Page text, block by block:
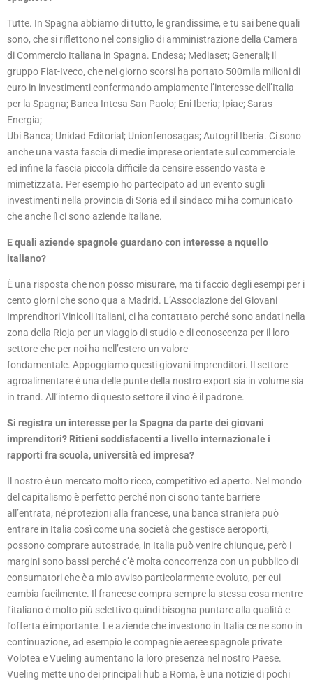
Tutte. In Spagna abbiamo di tutto, le grandissime, e tu sai bene quali
sono, che si riflettono nel consiglio di amministrazione della Camera
di Commercio Italiana in Spagna. Endesa; Mediaset; Generali; il
gruppo Fiat-Iveco, che nei giorno scorsi ha portato 500mila milioni di
euro in investimenti confermando ampiamente l’interesse dell’Italia
per la Spagna; Banca Intesa San Paolo; Eni Iberia; Ipiac; Saras
Energia;
Ubi Banca; Unidad Editorial; Unionfenosagas; Autogril Iberia. Ci sono
anche una vasta fascia di medie imprese orientate sul commerciale
ed infine la fascia piccola difficile da censire essendo vasta e
mimetizzata. Per esempio ho partecipato ad un evento sugli
investimenti nella provincia di Soria ed il sindaco mi ha comunicato
che anche lì ci sono aziende italiane.
E quali aziende spagnole guardano con interesse a nquello
italiano?
È una risposta che non posso misurare, ma ti faccio degli esempi per i
cento giorni che sono qua a Madrid. L’Associazione dei Giovani
Imprenditori Vinicoli Italiani, ci ha contattato perché sono andati nella
zona della Rioja per un viaggio di studio e di conoscenza per il loro
settore che per noi ha nell’estero un valore
fondamentale. Appoggiamo questi giovani imprenditori. Il settore
agroalimentare è una delle punte della nostro export sia in volume sia
in trand. All’interno di questo settore il vino è il padrone.
Si registra un interesse per la Spagna da parte dei giovani
imprenditori? Ritieni soddisfacenti a livello internazionale i
rapporti fra scuola, università ed impresa?
Il nostro è un mercato molto ricco, competitivo ed aperto. Nel mondo
del capitalismo è perfetto perché non ci sono tante barriere
all’entrata, né protezioni alla francese, una banca straniera può
entrare in Italia così come una società che gestisce aeroporti,
possono comprare autostrade, in Italia può venire chiunque, però i
margini sono bassi perché c’è molta concorrenza con un pubblico di
consumatori che è a mio avviso particolarmente evoluto, per cui
cambia facilmente. Il francese compra sempre la stessa cosa mentre
l’italiano è molto più selettivo quindi bisogna puntare alla qualità e
l’offerta è importante. Le aziende che investono in Italia ce ne sono in
continuazione, ad esempio le compagnie aeree spagnole private
Volotea e Vueling aumentano la loro presenza nel nostro Paese.
Vueling mette uno dei principali hub a Roma, è una notizie di pochi